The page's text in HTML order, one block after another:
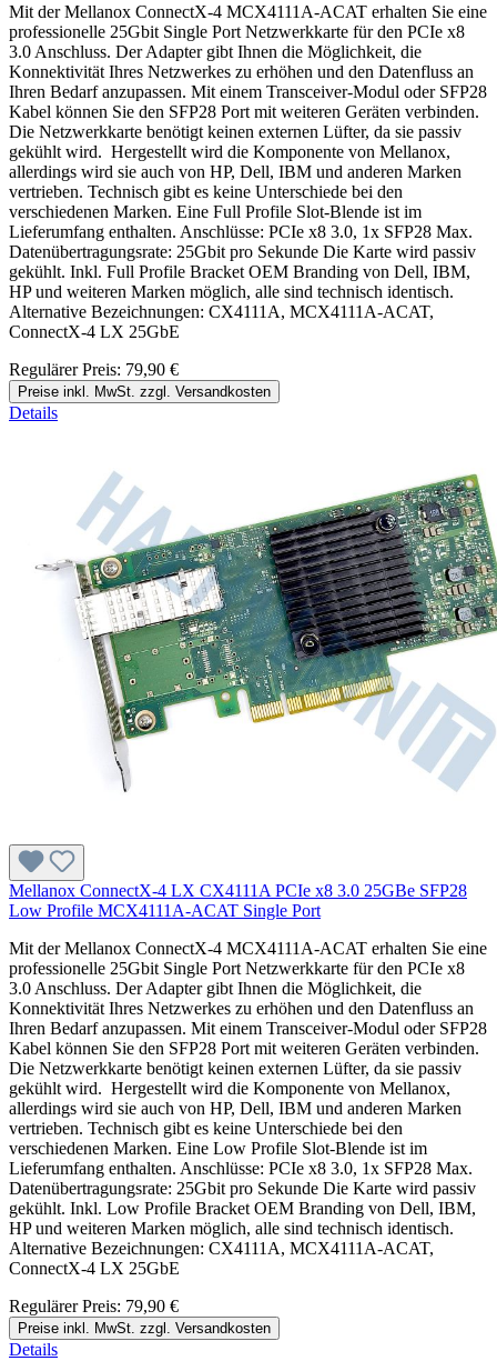
Mit der Mellanox ConnectX-4 MCX4111A-ACAT erhalten Sie eine
professionelle 25Gbit Single Port Netzwerkkarte für den PCIe x8
3.0 Anschluss. Der Adapter gibt Ihnen die Möglichkeit, die
Konnektivität Ihres Netzwerkes zu erhöhen und den Datenfluss an
Ihren Bedarf anzupassen. Mit einem Transceiver-Modul oder SFP28
Kabel können Sie den SFP28 Port mit weiteren Geräten verbinden.
Die Netzwerkkarte benötigt keinen externen Lüfter, da sie passiv
gekühlt wird. Hergestellt wird die Komponente von Mellanox,
allerdings wird sie auch von HP, Dell, IBM und anderen Marken
vertrieben. Technisch gibt es keine Unterschiede bei den
verschiedenen Marken. Eine Full Profile Slot-Blende ist im
Lieferumfang enthalten. Anschlüsse: PCIe x8 3.0, 1x SFP28 Max.
Datenübertragungsrate: 25Gbit pro Sekunde Die Karte wird passiv
gekühlt. Inkl. Full Profile Bracket OEM Branding von Dell, IBM,
HP und weiteren Marken möglich, alle sind technisch identisch.
Alternative Bezeichnungen: CX4111A, MCX4111A-ACAT,
ConnectX-4 LX 25GbE
Regulärer Preis: 79,90 €
Preise inkl. MwSt. zzgl. Versandkosten
Details
Mellanox ConnectX-4 LX CX4111A PCIe x8 3.0 25GBe SFP28
Low Profile MCX4111A-ACAT Single Port
Mit der Mellanox ConnectX-4 MCX4111A-ACAT erhalten Sie eine
professionelle 25Gbit Single Port Netzwerkkarte für den PCIe x8
3.0 Anschluss. Der Adapter gibt Ihnen die Möglichkeit, die
Konnektivität Ihres Netzwerkes zu erhöhen und den Datenfluss an
Ihren Bedarf anzupassen. Mit einem Transceiver-Modul oder SFP28
Kabel können Sie den SFP28 Port mit weiteren Geräten verbinden.
Die Netzwerkkarte benötigt keinen externen Lüfter, da sie passiv
gekühlt wird. Hergestellt wird die Komponente von Mellanox,
allerdings wird sie auch von HP, Dell, IBM und anderen Marken
vertrieben. Technisch gibt es keine Unterschiede bei den
verschiedenen Marken. Eine Low Profile Slot-Blende ist im
Lieferumfang enthalten. Anschlüsse: PCIe x8 3.0, 1x SFP28 Max.
Datenübertragungsrate: 25Gbit pro Sekunde Die Karte wird passiv
gekühlt. Inkl. Low Profile Bracket OEM Branding von Dell, IBM,
HP und weiteren Marken möglich, alle sind technisch identisch.
Alternative Bezeichnungen: CX4111A, MCX4111A-ACAT,
ConnectX-4 LX 25GbE
Regulärer Preis: 79,90 €
Preise inkl. MwSt. zzgl. Versandkosten
Details